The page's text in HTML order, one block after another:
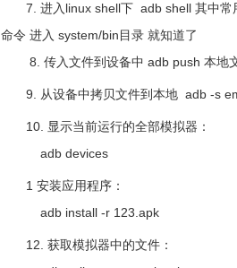
7. 进入linux shell下 adb shell 其中常
命令 进入 system/bin目录 就知道了
8. 传入文件到设备中 adb push 本地
9. 从设备中拷贝文件到本地 adb -s
10. 显示当前运行的全部模拟器：
adb devices
1 安装应用程序：
adb install -r 123.apk
12. 获取模拟器中的文件：